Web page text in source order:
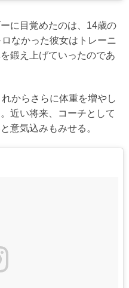
に目覚めたのは、14歳の
なかった彼女はトレーニ
鍛え上げていったのであ
からさらに体重を増やし
近い将来、コーチとして
意気込みもみせる。